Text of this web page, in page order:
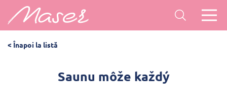
< Înapoi la listă
Saunu môže každý